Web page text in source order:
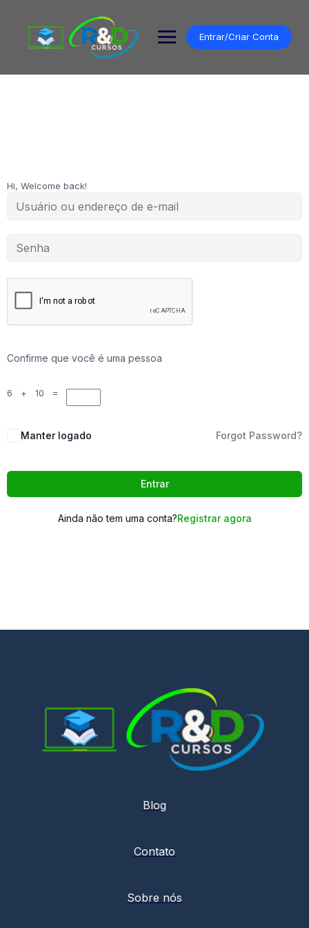
conteúdo
Entrar/Criar Conta
Hi, Welcome back!
Confirme que você é uma pessoa
6 + 10 =
Manter logado Forgot Password?
Entrar
Ainda não tem uma conta?Registrar agora
Blog
Contato
Sobre nós